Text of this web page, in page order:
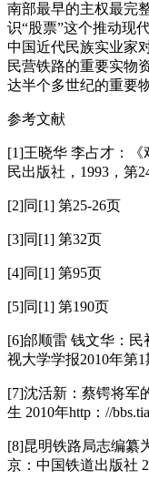
南部最早的主权最完
识“股票”这个推动现
中国近代民族实业家
民营铁路的重要实物
达半个多世纪的重要
参考文献
[1]王晓华 李占才：《
民出版社，1993，第
[2]同[1] 第25-26页
[3]同[1] 第32页
[4]同[1] 第95页
[5]同[1] 第190页
[6]邰顺雷 钱文华：
视大学学报2010年第1
[7]沈活新：蔡锷将军
生 2010年http：//
[8]昆明铁路局志编纂
京：中国铁道出版社